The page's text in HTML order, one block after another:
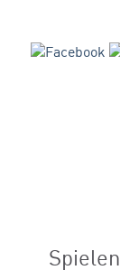
Spielen